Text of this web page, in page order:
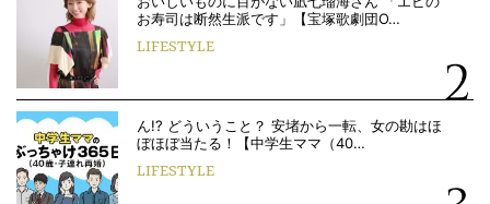
お寿司は断然生派です」【宝塚歌劇団O…
LIFESTYLE
ん!? どういうこと？ 安堵から一転、女の勘はほ
ぼほぼ当たる！【中学生ママ（40…
LIFESTYLE